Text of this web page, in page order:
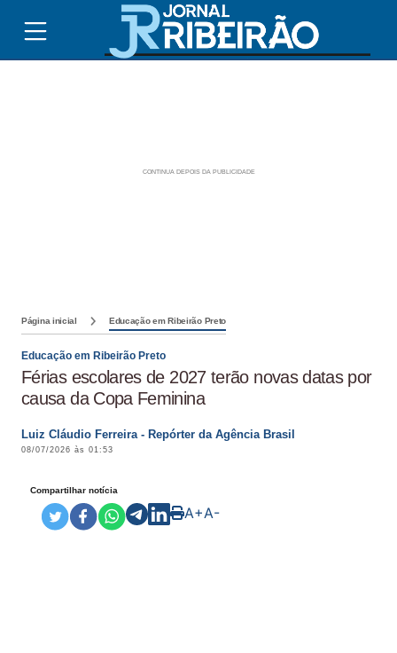
Página inicial Educação em Ribeirão Preto
Educação em Ribeirão Preto
Férias escolares de 2027 terão novas datas por
causa da Copa Feminina
Luiz Cláudio Ferreira - Repórter da Agência Brasil
08/07/2026 às 01:53
Compartilhar notícia
A+A-